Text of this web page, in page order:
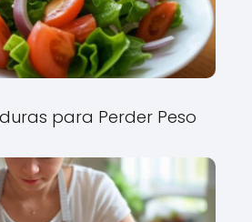
para Perder Peso